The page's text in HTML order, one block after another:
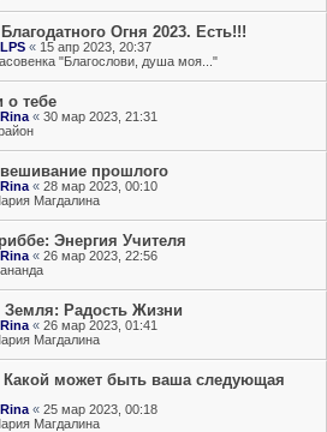
Огня 2023. Есть!!!
LPS « 15 апр 2023, 20:37
"Благослови, душа моя..."
о тебе
Rina « 30 мар 2023, 21:31
прошлого
Rina « 28 мар 2023, 00:10
Магдалина
Энергия Учителя
Rina « 26 мар 2023, 22:56
Радость Жизни
Rina « 26 мар 2023, 01:41
Магдалина
Какой может быть ваша следующая
Rina « 25 мар 2023, 00:18
Магдалина